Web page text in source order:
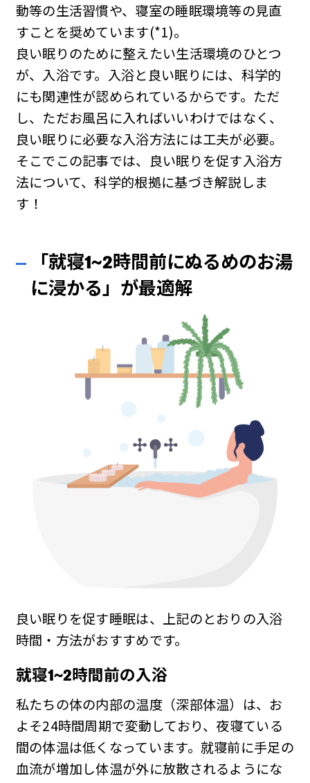
動等の生活習慣や、寝室の睡眠環境等の見直
すことを奨めています(*1)。
良い眠りのために整えたい生活環境のひとつ
が、入浴です。入浴と良い眠りには、科学的
にも関連性が認められているからです。ただ
し、ただお風呂に入ればいいわけではなく、
良い眠りに必要な入浴方法には工夫が必要。
そこでこの記事では、良い眠りを促す入浴方
法について、科学的根拠に基づき解説しま
す！
「就寝1~2時間前にぬるめのお湯
に浸かる」が最適解
良い眠りを促す睡眠は、上記のとおりの入浴
時間・方法がおすすめです。
就寝1~2時間前の入浴
私たちの体の内部の温度（深部体温）は、お
よそ24時間周期で変動しており、夜寝ている
間の体温は低くなっています。就寝前に手足の
血流が増加し体温が外に放散されるようにな